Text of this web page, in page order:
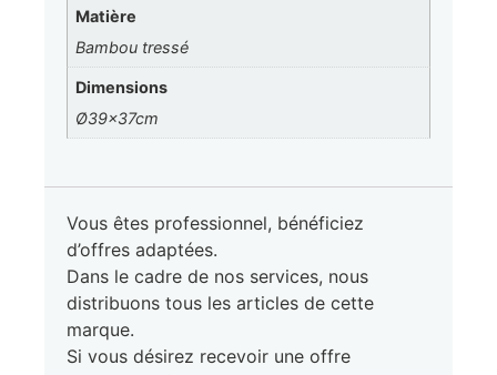
Matière
Bambou tressé
Dimensions
Ø39x37cm
Vous êtes professionnel, bénéficiez
d’offres adaptées.
Dans le cadre de nos services, nous
distribuons tous les articles de cette
marque.
Si vous désirez recevoir une offre